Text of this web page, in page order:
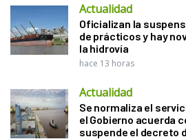
Actualidad
Oficializan la
de prácticos y hay
la hidrovía
hace 13 horas
Actualidad
Se normaliza el
el Gobierno acuerda
suspende el decreto